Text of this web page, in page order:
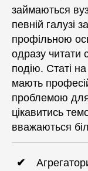
займаються
певній галузі
профільною
одразу читати
подію. Статі
мають
проблемою для
цікавитись
вважаються